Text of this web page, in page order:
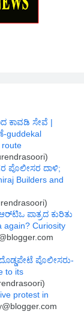
ಕಾವಡಿ ಸೇವೆ |
guddekal
route
ಪೊಲೀಸರ ದಾಳಿ;
Builders and
ಪಾತ್ರದ ಕುರಿತು
again? Curiosity
ಪೊಲೀಸರು-
to its
protest in